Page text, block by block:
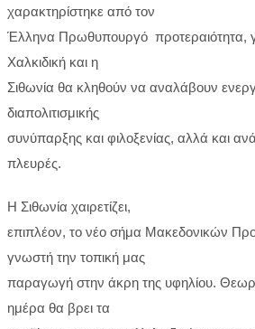
χαρακτηρίστηκε από τον
Έλληνα Πρωθυπουργό προτεραιότητα,
Χαλκιδική και η
Σιθωνία θα κληθούν να αναλάβουν
διαπολιτισμικής
συνύπαρξης και φιλοξενίας, αλλά και
πλευρές.
Η Σιθωνία χαιρετίζει,
επιπλέον, το νέο σήμα Μακεδονικών
γνωστή την τοπική μας
παραγωγή στην άκρη της υφηλίου.
ημέρα θα βρει τα